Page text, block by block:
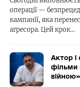
операції —
кампанії, яка
агресора. Цей крок…
Актор
фільми
війною»